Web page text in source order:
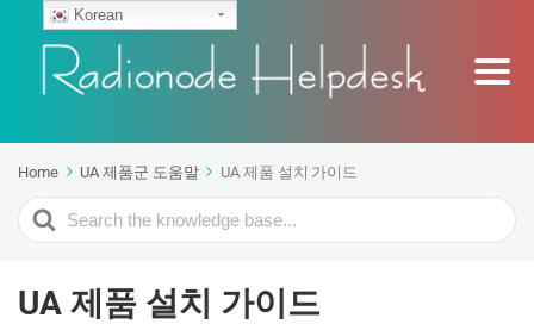
Home UA 제품군 도움말 UA 제품 설치 가이드
Search
For
UA 제품 설치 가이드
Korean